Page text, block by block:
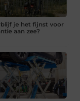
je het fijnst voor
aan zee?